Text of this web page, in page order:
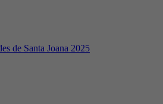
de Santa Joana 2025